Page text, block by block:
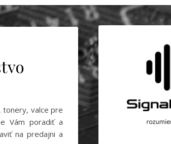
tonery, valce pre
Vám poradiť a
na predajni a